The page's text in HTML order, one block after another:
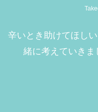
辛いとき助けてほし
緒に考えていき